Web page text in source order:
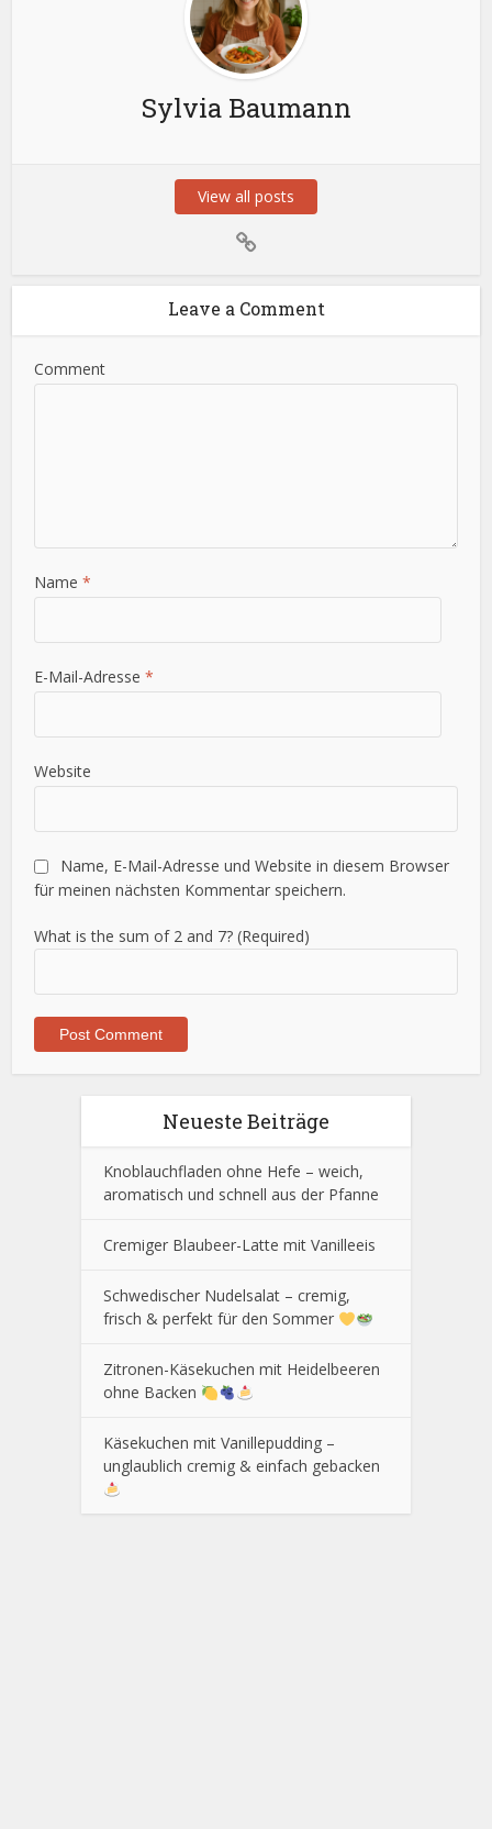
Sylvia Baumann
View all posts
Leave a Comment
Comment
Name*
E-Mail-Adresse*
Website
Name, E-Mail-Adresse und Website in diesem Browser
für meinen nächsten Kommentar speichern.
What is the sum of 2 and 7? (Required)
Neueste Beiträge
Knoblauchfladen ohne Hefe – weich,
aromatisch und schnell aus der Pfanne
Cremiger Blaubeer-Latte mit Vanilleeis
Schwedischer Nudelsalat – cremig,
frisch & perfekt für den Sommer
Zitronen-Käsekuchen mit Heidelbeeren
ohne Backen
Käsekuchen mit Vanillepudding –
unglaublich cremig & einfach gebacken